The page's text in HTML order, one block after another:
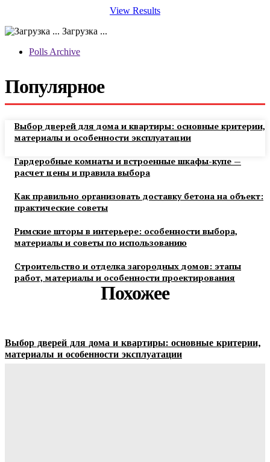
View Results
Загрузка ...
Polls Archive
Популярное
Выбор дверей для дома и квартиры: основные критерии,
материалы и особенности эксплуатации
Гардеробные комнаты и встроенные шкафы-купе —
расчет цены и правила выбора
Как правильно организовать доставку бетона на объект:
практические советы
Римские шторы в интерьере: особенности выбора,
материалы и советы по использованию
Строительство и отделка загородных домов: этапы
работ, материалы и особенности проектирования
Похожее
Выбор дверей для дома и квартиры: основные критерии,
материалы и особенности эксплуатации